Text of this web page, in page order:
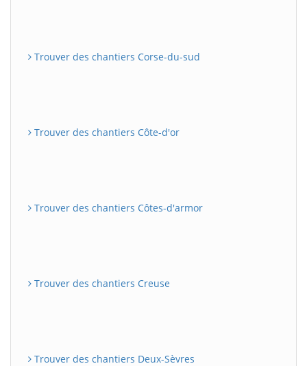
Trouver des chantiers Corse-du-sud
Trouver des chantiers Côte-d'or
Trouver des chantiers Côtes-d'armor
Trouver des chantiers Creuse
Trouver des chantiers Deux-Sèvres